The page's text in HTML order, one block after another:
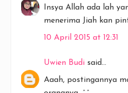
Insya Allah ada lah
menerima Jiah kan
10 April 2015 at 12:31
Uwien Budi said...
Aaah, postingannya